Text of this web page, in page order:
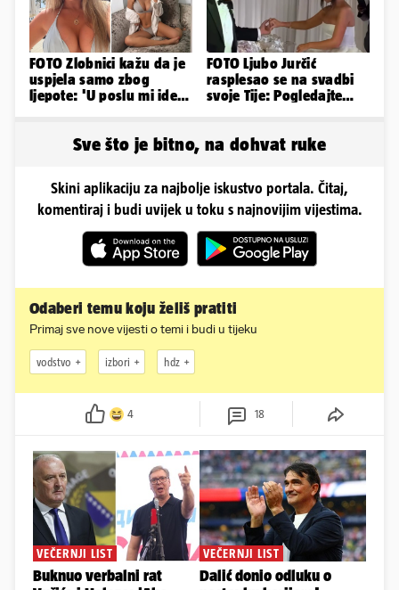
FOTO Zlobnici kažu da je
uspjela samo zbog
ljepote: 'U poslu mi ide
FOTO Ljubo Jurčić
rasplesao se na svadbi
svoje Tije: Pogledajte
Sve što je bitno, na dohvat ruke
Skini aplikaciju za najbolje iskustvo portala. Čitaj,
komentiraj i budi uvijek u toku s najnovijim vijestima.
Odaberi temu koju želiš pratiti
Primaj sve nove vijesti o temi i budi u tijeku
vodstvo izbori hdz
4 18